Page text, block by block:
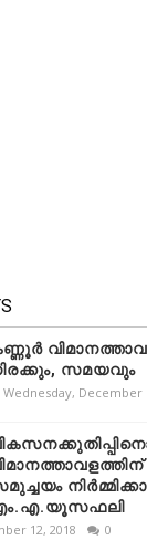
വിമാനത്താവള
സമയവും
Wednesday, December
12, 2018 0